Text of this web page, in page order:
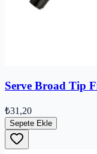
Serve Broad Tip
₺31,20
Sepete Ekle